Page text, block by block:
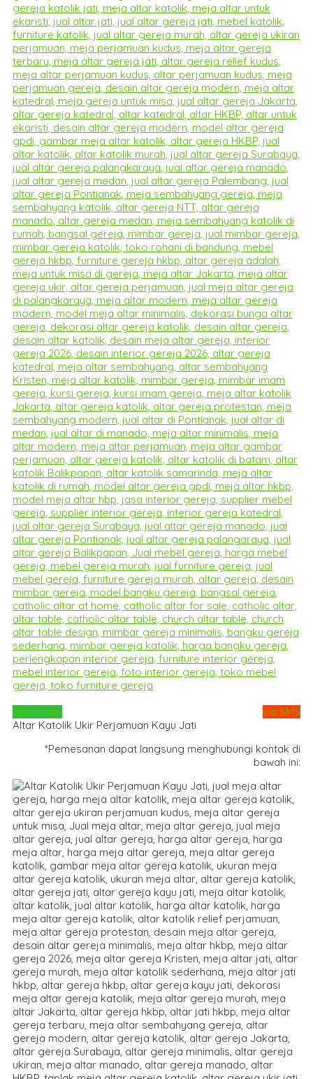
Whatsapp
via SMS
Altar Katolik Ukir Perjamuan Kayu Jati
*Pemesanan dapat langsung menghubungi kontak di
bawah ini: